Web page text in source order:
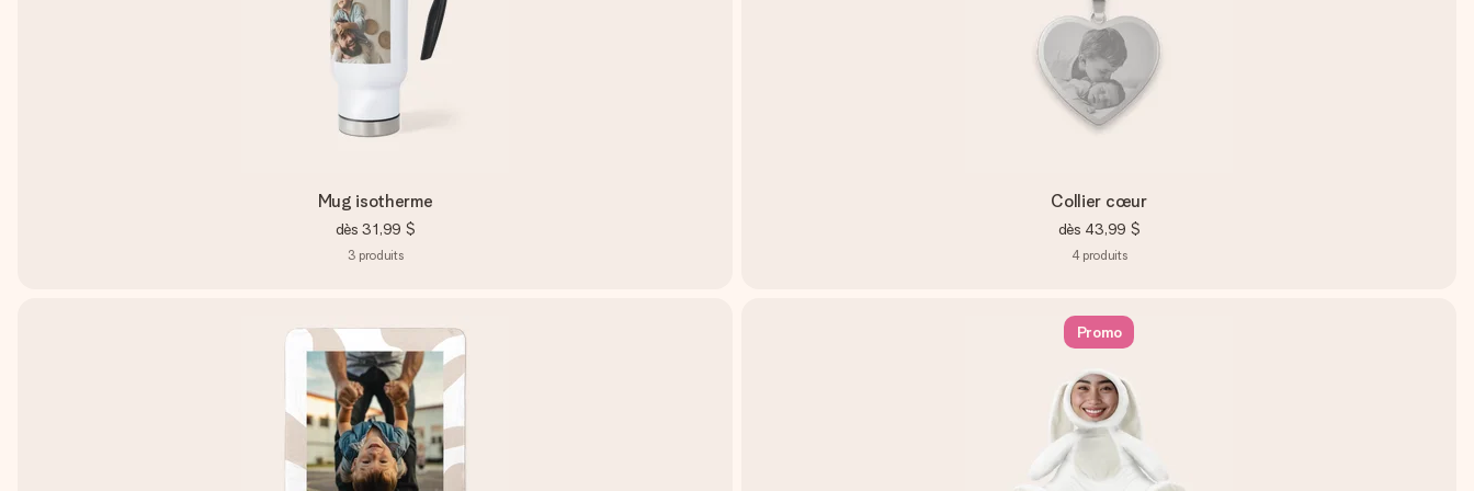
Mug isotherme
dès 31,99 $
3 produits
Collier cœur
dès 43,99 $
4 produits
Promo